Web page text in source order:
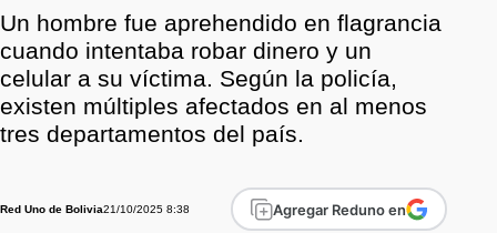
Un hombre fue aprehendido en flagrancia
cuando intentaba robar dinero y un
celular a su víctima. Según la policía,
existen múltiples afectados en al menos
tres departamentos del país.
Red Uno de Bolivia21/10/2025 8:38 Agregar Reduno en